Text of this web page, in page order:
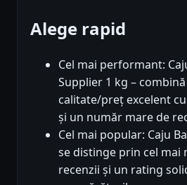
Alege rapid
Cel mai performant:
Supplier 1 kg –
calitate/preț excelent
și un număr mare de
Cel mai popular: Caju
se distinge prin cel mai
recenzii și un rating